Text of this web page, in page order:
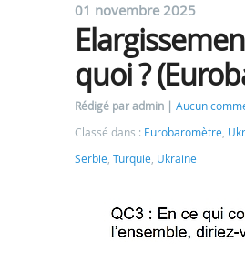
01 novembre 2025
quoi ?
Rédigé par admin
Aucun
Classé dans : Eurobaromètre,
Serbie, Turquie, Ukraine